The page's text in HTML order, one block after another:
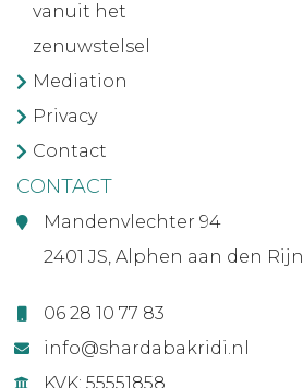
vanuit het
zenuwstelsel
Mediation
Privacy
Contact
CONTACT
Mandenvlechter 94
2401 JS, Alphen aan den Rijn
06 28 10 77 83
info@shardabakridi.nl
KVK: 55551858